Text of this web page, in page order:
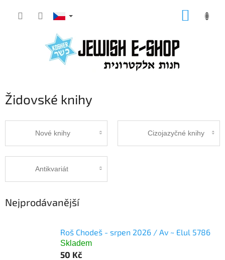
Židovské knihy
Nové knihy Cizojazyčné knihy
Antikvariát
Nejprodávanější
Roš Chodeš - srpen 2026 / Av ~ Elul 5786
Skladem
50 Kč